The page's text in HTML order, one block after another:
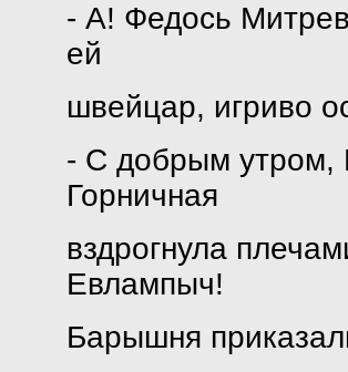
- А! Федось
ей
швейцар, игриво
- С добрым утром,
Горничная
вздрогнула
Евлампыч!
Барышня